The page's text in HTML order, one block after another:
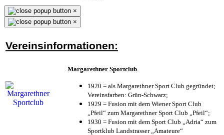
×
×
Vereinsinformationen:
Margarethner Sportclub
1920 = als Margarethner Sport Club gegründet;
Vereinsfarben: Grün-Schwarz;
1929 = Fusion mit dem Wiener Sport Club
„Pfeil“ zum Margarethner Sport Club „Pfeil“;
1930 = Fusion mit dem Sport Club „Adria“ zum
Sportklub Landstrasser „Amateure“